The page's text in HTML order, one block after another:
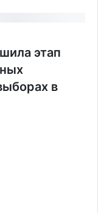
этап
в